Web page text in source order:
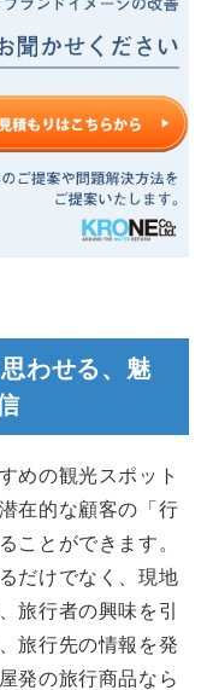
わせる、魅
めの観光スポット
在的な顧客の「行
ことができます。
だけでなく、現地
旅行者の興味を引
旅行先の情報を発
発の旅行商品なら